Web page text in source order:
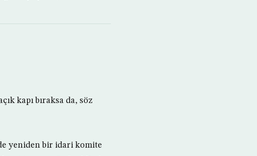
kapı bıraksa da, söz
yeniden bir idari komite